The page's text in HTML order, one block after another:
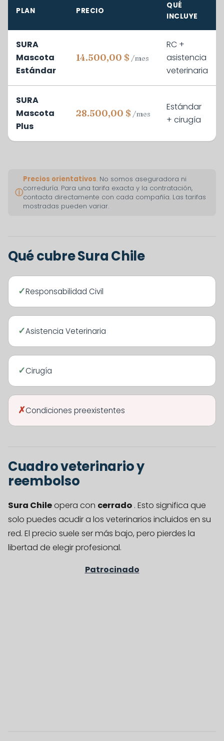
PLAN PRECIO
QUÉ
INCLUYE
SURA
Mascota
Estándar
14.500,00 $ /mes
RC +
asistencia
veterinaria
SURA
Mascota
Plus
28.500,00 $ /mes
Estándar
+ cirugía
ⓘ
Precios orientativos. No somos aseguradora ni
correduría. Para una tarifa exacta y la contratación,
contacta directamente con cada compañía. Las tarifas
mostradas pueden variar.
Qué cubre Sura Chile
Responsabilidad Civil
Asistencia Veterinaria
Cirugía
Condiciones preexistentes
Cuadro veterinario y
reembolso
Sura Chileopera con cerrado . Esto significa que
solo puedes acudir a los veterinarios incluidos en su
red. El precio suele ser más bajo, pero pierdes la
libertad de elegir profesional.